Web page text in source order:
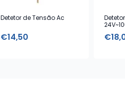
Detetor de Tensão Ac
€14,50 €